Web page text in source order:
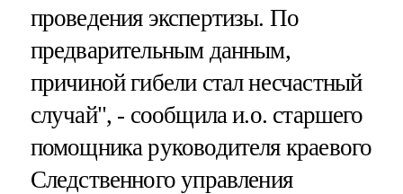
проведения экспертизы. По
предварительным данным,
причиной гибели стал несчастный
случай", - сообщила и.о. старшего
помощника руководителя краевого
Следственного управления